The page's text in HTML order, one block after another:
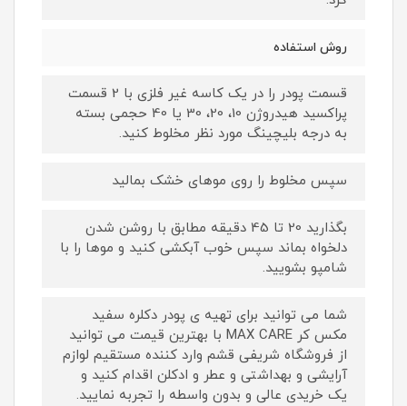
روش استفاده
قسمت پودر را در یک کاسه غیر فلزی با 2 قسمت
پراکسید هیدروژن 10، 20، 30 یا 40 حجمی بسته
به درجه بلیچینگ مورد نظر مخلوط کنید.
سپس مخلوط را روی موهای خشک بمالید
بگذارید 20 تا 45 دقیقه مطابق با روشن شدن
دلخواه بماند سپس خوب آبکشی کنید و موها را با
شامپو بشویید.
شما می توانید برای تهیه ی پودر دکلره سفید
مکس کر MAX CARE با بهترین قیمت می توانید
از فروشگاه شریفی قشم وارد کننده مستقیم لوازم
آرایشی و بهداشتی و عطر و ادکلن اقدام کنید و
یک خریدی عالی و بدون واسطه را تجربه نمایید.